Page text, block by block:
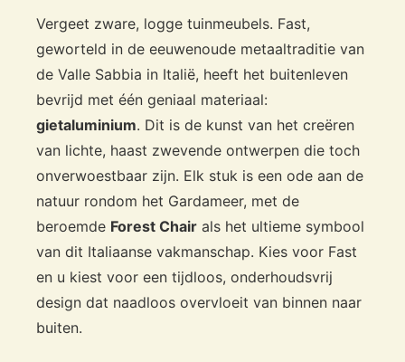
Vergeet zware, logge tuinmeubels. Fast,
geworteld in de eeuwenoude metaaltraditie van
de Valle Sabbia in Italië, heeft het buitenleven
bevrijd met één geniaal materiaal:
gietaluminium. Dit is de kunst van het creëren
van lichte, haast zwevende ontwerpen die toch
onverwoestbaar zijn. Elk stuk is een ode aan de
natuur rondom het Gardameer, met de
beroemde Forest Chair als het ultieme symbool
van dit Italiaanse vakmanschap. Kies voor Fast
en u kiest voor een tijdloos, onderhoudsvrij
design dat naadloos overvloeit van binnen naar
buiten.